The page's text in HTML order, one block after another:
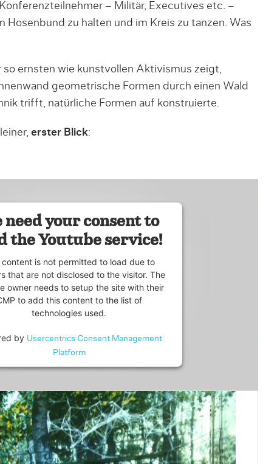
– Militär, Executives etc. –
Hosenbund zu halten und im Kreis zu tanzen. Was
so ernsten wie kunstvollen Aktivismus zeigt,
geometrische Formen durch einen Wald
trifft, natürliche Formen auf konstruierte.
erster Blick:
need your consent to
the Youtube service!
content is not permitted to load due to
that are not disclosed to the visitor. The
owner needs to setup the site with their
to add this content to the list of
technologies used.
by Usercentrics Consent Management
Platform